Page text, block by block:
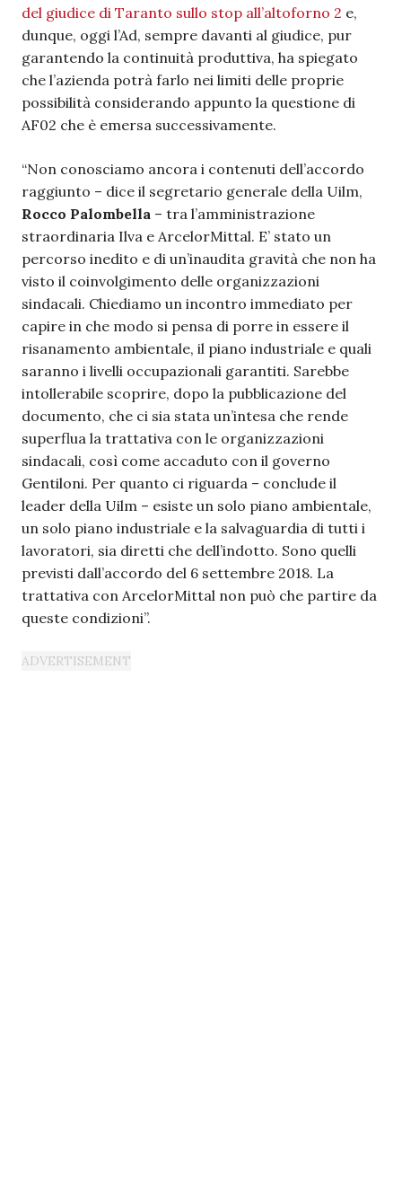
del giudice di Taranto sullo stop all’altoforno 2 e,
dunque, oggi l’Ad, sempre davanti al giudice, pur
garantendo la continuità produttiva, ha spiegato
che l’azienda potrà farlo nei limiti delle proprie
possibilità considerando appunto la questione di
AF02 che è emersa successivamente.
“Non conosciamo ancora i contenuti dell’accordo
raggiunto – dice il segretario generale della Uilm,
Rocco Palombella – tra l’amministrazione
straordinaria Ilva e ArcelorMittal. E’ stato un
percorso inedito e di un’inaudita gravità che non ha
visto il coinvolgimento delle organizzazioni
sindacali. Chiediamo un incontro immediato per
capire in che modo si pensa di porre in essere il
risanamento ambientale, il piano industriale e quali
saranno i livelli occupazionali garantiti. Sarebbe
intollerabile scoprire, dopo la pubblicazione del
documento, che ci sia stata un’intesa che rende
superflua la trattativa con le organizzazioni
sindacali, così come accaduto con il governo
Gentiloni. Per quanto ci riguarda – conclude il
leader della Uilm – esiste un solo piano ambientale,
un solo piano industriale e la salvaguardia di tutti i
lavoratori, sia diretti che dell’indotto. Sono quelli
previsti dall’accordo del 6 settembre 2018. La
trattativa con ArcelorMittal non può che partire da
queste condizioni”.